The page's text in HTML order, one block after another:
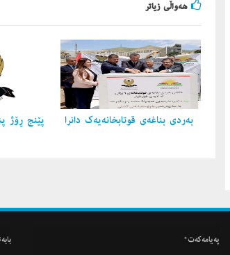
هه‌واڵی زیاتر
پێنج ڕۆژ به‌ردی بناغه‌ی قوتابخانه‌یه‌ك دانرا
په‌یامه‌كه‌ت*